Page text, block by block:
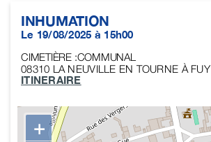
INHUMATION
Le 19/08/2025 à 15h00
CIMETIÈRE :COMMUNAL
08310 LA NEUVILLE EN TOURNE À FUY
ITINERAIRE
+